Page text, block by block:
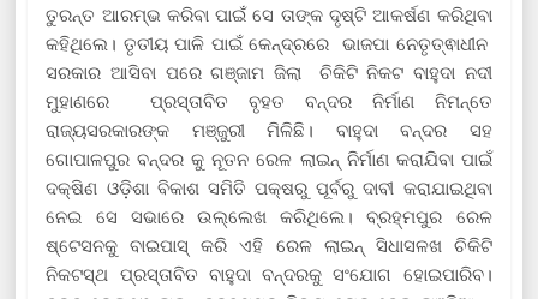
ତୁରନ୍ତ ଆରମ୍ଭ କରିବା ପାଇଁ ସେ ତାଙ୍କ ଦୃଷ୍ଟି ଆକର୍ଷଣ କରିଥିବା
କହିଥିଲେ। ତୃତୀୟ ପାଳି ପାଇଁ କେନ୍ଦ୍ରରେ ଭାଜପା ନେତୃତ୍ଵାଧୀନ
ସରକାର ଆସିବା ପରେ ଗଞ୍ଜାମ ଜିଲା ଚିକିଟି ନିକଟ ବାହୁଦା ନଦୀ
ମୁହାଣରେ ପ୍ରସ୍ତାବିତ ବୃହତ ବନ୍ଦର ନିର୍ମାଣ ନିମନ୍ତେ
ରାଜ୍ୟସରକାରଙ୍କ ମଞ୍ଜୁରୀ ମିଳିଛି। ବାହୁଦା ବନ୍ଦର ସହ
ଗୋପାଳପୁର ବନ୍ଦର କୁ ନୂତନ ରେଳ ଲାଇନ୍ ନିର୍ମାଣ କରାଯିବା ପାଇଁ
ଦକ୍ଷିଣ ଓଡ଼ିଶା ବିକାଶ ସମିତି ପକ୍ଷରୁ ପୂର୍ବରୁ ଦାବୀ କରାଯାଇଥିବା
ନେଇ ସେ ସଭାରେ ଉଲ୍ଲେଖ କରିଥିଲେ। ବ୍ରହ୍ମପୁର ରେଳ
ଷ୍ଟେସନକୁ ବାଇପାସ୍ କରି ଏହି ରେଳ ଲାଇନ୍ ସିଧାସଳଖ ଚିକିଟି
ନିକଟସ୍ଥ ପ୍ରସ୍ତାବିତ ବାହୁଦା ବନ୍ଦରକୁ ସଂଯୋଗ ହୋଇପାରିବ।